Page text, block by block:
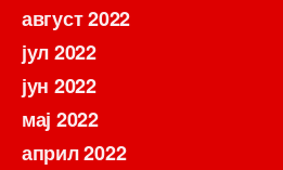
август 2022
јул 2022
јун 2022
мај 2022
април 2022